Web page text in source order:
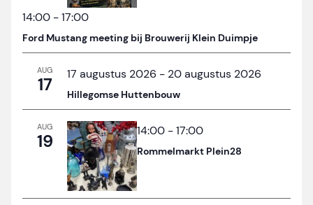
14:00 -17:00
Ford Mustang meeting bij Brouwerij Klein Duimpje
AUG
17 17 augustus 2026 - 20 augustus 2026
Hillegomse Huttenbouw
AUG
19 14:00 -17:00
Rommelmarkt Plein28